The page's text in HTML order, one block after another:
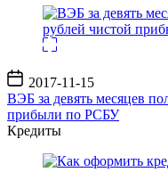
Дата
записи
2017-11-15
ВЭБ за девять месяцев
прибыли по РСБУ
Кредиты